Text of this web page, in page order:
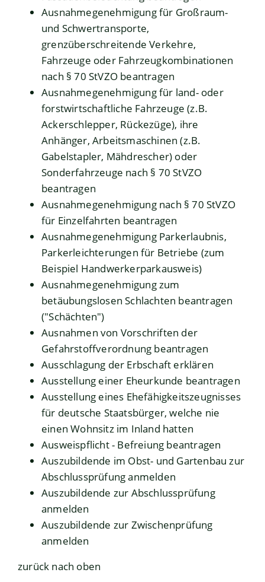
Ausnahmegenehmigung für Großraum-
und Schwertransporte,
grenzüberschreitende Verkehre,
Fahrzeuge oder Fahrzeugkombinationen
nach § 70 StVZO beantragen
Ausnahmegenehmigung für land- oder
forstwirtschaftliche Fahrzeuge (z.B.
Ackerschlepper, Rückezüge), ihre
Anhänger, Arbeitsmaschinen (z.B.
Gabelstapler, Mähdrescher) oder
Sonderfahrzeuge nach § 70 StVZO
beantragen
Ausnahmegenehmigung nach § 70 StVZO
für Einzelfahrten beantragen
Ausnahmegenehmigung Parkerlaubnis,
Parkerleichterungen für Betriebe (zum
Beispiel Handwerkerparkausweis)
Ausnahmegenehmigung zum
betäubungslosen Schlachten beantragen
("Schächten")
Ausnahmen von Vorschriften der
Gefahrstoffverordnung beantragen
Ausschlagung der Erbschaft erklären
Ausstellung einer Eheurkunde beantragen
Ausstellung eines Ehefähigkeitszeugnisses
für deutsche Staatsbürger, welche nie
einen Wohnsitz im Inland hatten
Ausweispflicht - Befreiung beantragen
Auszubildende im Obst- und Gartenbau zur
Abschlussprüfung anmelden
Auszubildende zur Abschlussprüfung
anmelden
Auszubildende zur Zwischenprüfung
anmelden
zurück nach oben